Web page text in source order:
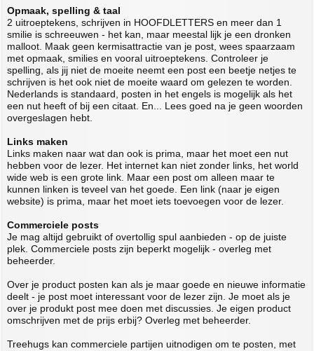
Opmaak, spelling & taal
2 uitroeptekens, schrijven in HOOFDLETTERS en meer dan 1
smilie is schreeuwen - het kan, maar meestal lijk je een dronken
malloot. Maak geen kermisattractie van je post, wees spaarzaam
met opmaak, smilies en vooral uitroeptekens. Controleer je
spelling, als jij niet de moeite neemt een post een beetje netjes te
schrijven is het ook niet de moeite waard om gelezen te worden.
Nederlands is standaard, posten in het engels is mogelijk als het
een nut heeft of bij een citaat. En... Lees goed na je geen woorden
overgeslagen hebt.
Links maken
Links maken naar wat dan ook is prima, maar het moet een nut
hebben voor de lezer. Het internet kan niet zonder links, het world
wide web is een grote link. Maar een post om alleen maar te
kunnen linken is teveel van het goede. Een link (naar je eigen
website) is prima, maar het moet iets toevoegen voor de lezer.
Commerciele posts
Je mag altijd gebruikt of overtollig spul aanbieden - op de juiste
plek. Commerciele posts zijn beperkt mogelijk - overleg met
beheerder.
Over je product posten kan als je maar goede en nieuwe informatie
deelt - je post moet interessant voor de lezer zijn. Je moet als je
over je produkt post mee doen met discussies. Je eigen product
omschrijven met de prijs erbij? Overleg met beheerder.
Treehugs kan commerciele partijen uitnodigen om te posten, met